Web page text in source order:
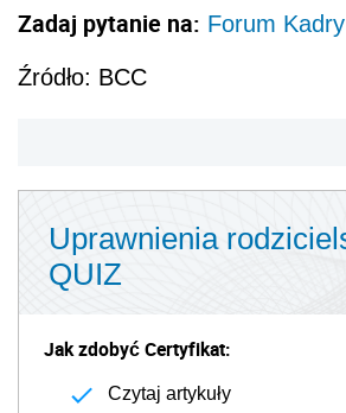
Zadaj pytanie na: Forum Kadry
Źródło: BCC
Uprawnienia
QUIZ
Jak zdobyć Certyfikat:
Czytaj artykuły